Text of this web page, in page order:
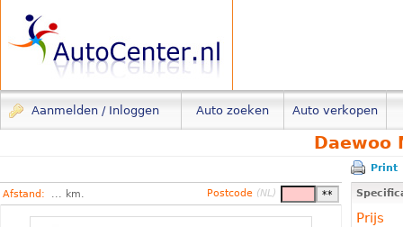
Aanmelden / Inloggen Auto zoeken Auto verkopen
Daewoo
Afstand: ... km. Postcode (NL)
Print
Prijs